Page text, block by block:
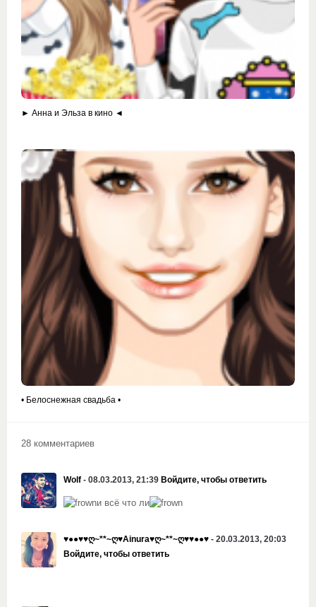
► Анна и Эльза в кино ◄
• Белоснежная свадьба •
28 комментариев
Wolf - 08.03.2013, 21:39 Войдите, чтобы ответить
и всё что ли
♥●●♥♥ღ~**~ღ♥Ainura♥ღ~**~ღ♥♥●●♥ - 20.03.2013, 20:03
Войдите, чтобы ответить